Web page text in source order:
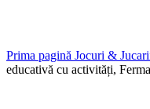
Prima pagină Jocuri &
educativă cu activități,